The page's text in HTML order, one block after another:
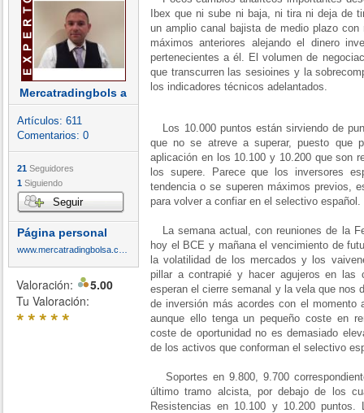
Mercatradingbols a
Artículos: 611
Comentarios: 0
21 Seguidores
1 Siguiendo
Seguir
Página personal
Valoración:
5.00
Tu Valoración:
*****
Ibex que ni sube ni baja, ni tira ni deja de
un amplio canal bajista de medio plazo
máximos anteriores alejando el dinero
pertenecientes a él. El volumen de
que transcurren las sesioines y la
los indicadores técnicos adelantados.
Los 10.000 puntos están sirviendo de
que no se atreve a superar, puesto que
aplicación en los 10.100 y 10.200 que son
los supere. Parece que los inversores
tendencia o se superen máximos previos,
para volver a confiar en el selectivo español.
La semana actual, con reuniones de la
hoy el BCE y mañana el vencimiento de
la volatilidad de los mercados y los
pillar a contrapié y hacer agujeros en las
esperan el cierre semanal y la vela que nos
de inversión más acordes con el
aunque ello tenga un pequeño coste en
coste de oportunidad no es demasiado
de los activos que conforman el selectivo
Soportes en 9.800, 9.700
último tramo alcista, por debajo de los
Resistencias en 10.100 y 10.200